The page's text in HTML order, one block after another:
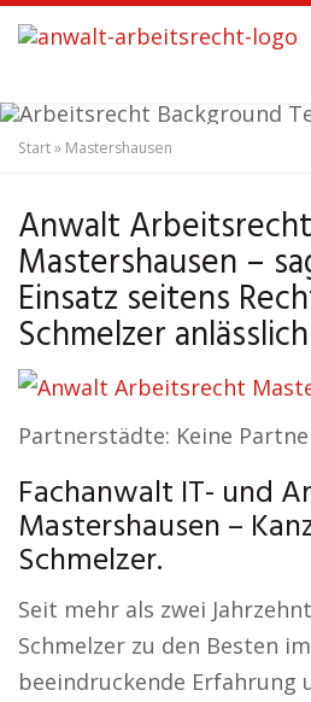
Skip
to
content
Start» Mastershausen
Anwalt Arbeitsrecht
Mastershausen –
Einsatz seitens
Schmelzer
Partnerstädte: Keine
Fachanwalt IT- und
Mastershausen –
Schmelzer.
Seit mehr als zwei
Schmelzer zu den Besten
beeindruckende Erfahrung